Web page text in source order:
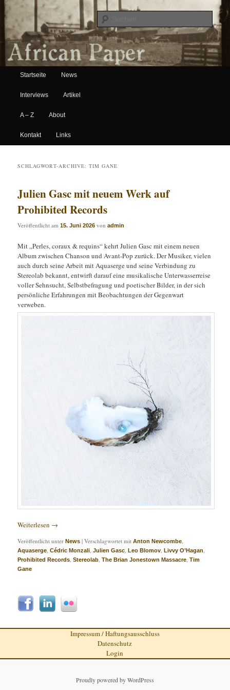
African Paper
Hauptmenü
Zum Inhalt wechseln
Zum sekundären Inhalt wechseln
Startseite News
Interviews Artikel
A – Z About
Kontakt Links
SCHLAGWORT-ARCHIVE:TIM GANE
Julien Gasc mit neuem Werk auf
Prohibited Records
Veröffentlicht am15. Juni 2026 vonadmin
Mit „Perles, coraux & requins“ kehrt Julien Gasc mit einem neuen
Album zwischen Chanson und Avant-Pop zurück. Der Musiker, vielen
auch durch seine Arbeit mit Aquaserge und seine Verbindung zu
Stereolab bekannt, entwirft darauf eine musikalische Unterwasserreise
voller Sehnsucht, Selbstbefragung und poetischer Bilder, in der sich
persönliche Erfahrungen mit Beobachtungen der Gegenwart
verweben.
Weiterlesen →
Veröffentlicht unter News |Verschlagwortet mit Anton Newcombe,
Aquaserge,Cédric Monzali,Julien Gasc,Leo Blomov,Livvy O’Hagan,
Prohibited Records,Stereolab,The Brian Jonestown Massacre,Tim
Gane
Impressum / Haftungsausschluss
Datenschutz
Login
Proudly powered by WordPress